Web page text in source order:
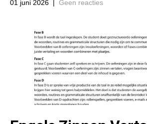
01 juni 2026 | Geen reacties